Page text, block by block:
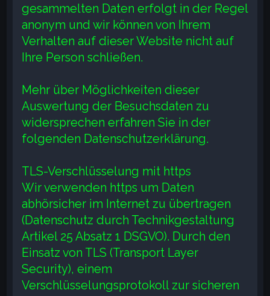
gesammelten Daten erfolgt in der Regel
anonym und wir können von Ihrem
Verhalten auf dieser Website nicht auf
Ihre Person schließen.
Mehr über Möglichkeiten dieser
Auswertung der Besuchsdaten zu
widersprechen erfahren Sie in der
folgenden Datenschutzerklärung.
TLS-Verschlüsselung mit https
Wir verwenden https um Daten
abhörsicher im Internet zu übertragen
(Datenschutz durch Technikgestaltung
Artikel 25 Absatz 1 DSGVO). Durch den
Einsatz von TLS (Transport Layer
Security), einem
Verschlüsselungsprotokoll zur sicheren